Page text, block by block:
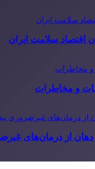
اقتصاد سلامت ایران
و مخاطرات
از درمان‌های